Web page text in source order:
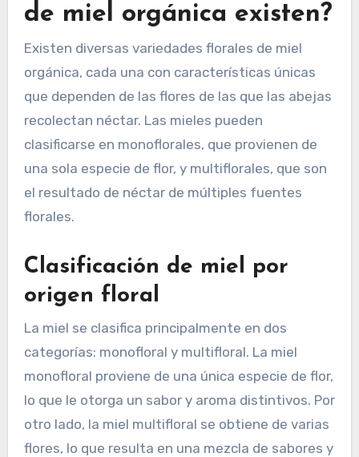
de miel orgánica existen?
Existen diversas variedades florales de miel
orgánica, cada una con características únicas
que dependen de las flores de las que las abejas
recolectan néctar. Las mieles pueden
clasificarse en monoflorales, que provienen de
una sola especie de flor, y multiflorales, que son
el resultado de néctar de múltiples fuentes
florales.
Clasificación de miel por
origen floral
La miel se clasifica principalmente en dos
categorías: monofloral y multifloral. La miel
monofloral proviene de una única especie de flor,
lo que le otorga un sabor y aroma distintivos. Por
otro lado, la miel multifloral se obtiene de varias
flores, lo que resulta en una mezcla de sabores y